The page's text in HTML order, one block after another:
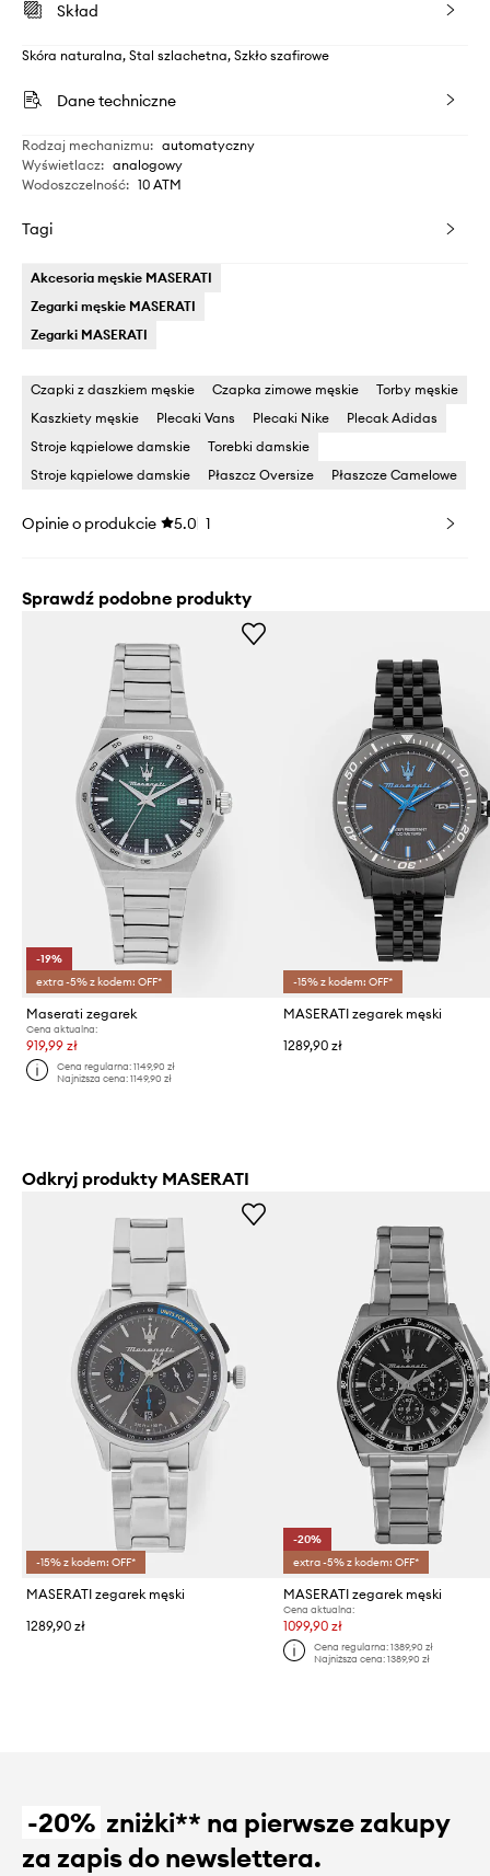
Skład
Skóra naturalna, Stal szlachetna, Szkło szafirowe
Dane techniczne
Rodzaj mechanizmu: automatyczny
Wyświetlacz: analogowy
Wodoszczelność: 10 ATM
Tagi
Akcesoria męskie MASERATI
Zegarki męskie MASERATI
Zegarki MASERATI
Czapki z daszkiem męskie Czapka zimowe męskie
Torby męskie
Kaszkiety męskie
Plecaki Vans Plecaki Nike
Plecak Adidas
Stroje kąpielowe damskie
Torebki damskie
Stroje kąpielowe damskie
Płaszcz Oversize Płaszcze Camelowe
Opinie o produkcie 5.0 1
Sprawdź podobne produkty
-19%
extra -5% z kodem: OFF*
Maserati zegarek
Cena aktualna:
919,99 zł
Cena regularna:1149,90 zł
Najniższa cena:1149,90 zł
-15% z kodem: OFF*
MASERATI zegarek męski
1289,90 zł
Odkryj produkty MASERATI
-15% z kodem: OFF*
MASERATI zegarek męski
1289,90 zł
-20%
extra -5% z kodem: OFF*
MASERATI zegarek męski
Cena aktualna:
1099,90 zł
Cena regularna: 1389,90 zł
Najniższa cena: 1389,90 zł
-20% zniżki** na pierwsze zakupy
za zapis do newslettera.